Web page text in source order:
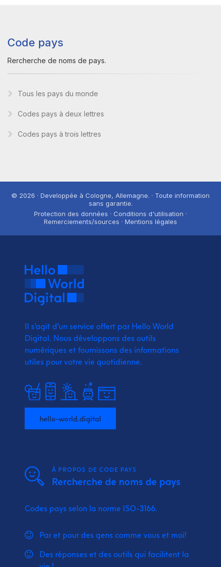
Code pays
Rercherche de noms de pays.
Tous les pays du monde
Codes pays à deux lettres
Codes pays à trois lettres
© 2026 · Developpée à Cologne, Allemagne. · Toute information
sans garantie.
Protection des données · Conditions d'utilisation ·
Remerciements/sources · Mentions légales
Il s'agit d'un service offert par Hello World
Digital. Nous développons des outils
numériques et fournissons des informations
utiles pour votre vie quotidienne.
hello-world.digital
À PROPOS DE CODE PAYS
Rercherche de noms de pays
Codes pays selon la norme ISO-3166.
Par et pour des gens comme vous et moi!
Des réponses et des outils qui facilitent la